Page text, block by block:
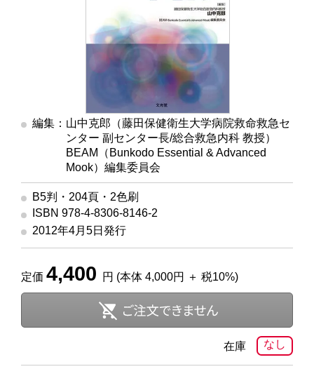
編集：山中克郎（藤田保健衛生大学病院救命救急セ
ンター 副センター長/総合救急内科 教授）
BEAM（Bunkodo Essential & Advanced
Mook）編集委員会
B5判・204頁・2色刷
ISBN 978-4-8306-8146-2
2012年4月5日発行
定価 4,400 円 (本体 4,000円 ＋ 税10%)
なし
在庫